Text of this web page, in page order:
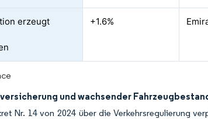
erzeugt
+1.6%
und wachsender
Nr. 14 von 2024 über die Verkehrsregulierung